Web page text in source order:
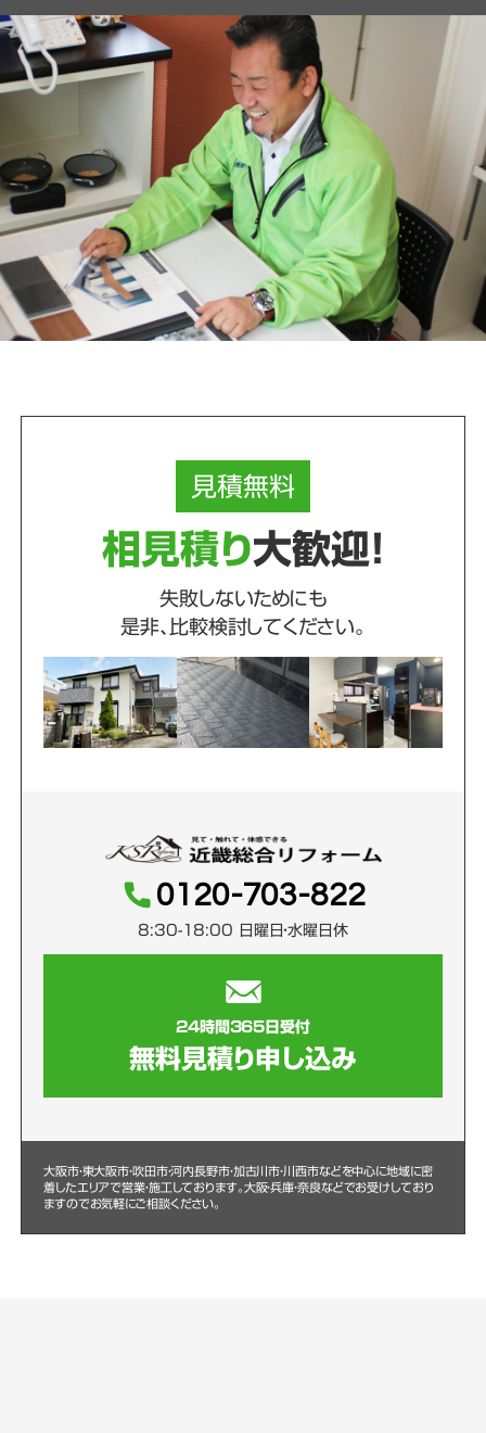
見積無料
相見積り大歓迎！
失敗しないためにも
是非、比較検討してください。
0120-703-822
8:30-18:00 日曜日・水曜日休
24時間365日受付
無料見積り申し込み
大阪市・東大阪市・吹田市・河内長野市・加古川市・川西市などを中心に地域に密
着したエリアで営業・施工しております。大阪・兵庫・奈良などでお受けしており
ますのでお気軽にご相談ください。